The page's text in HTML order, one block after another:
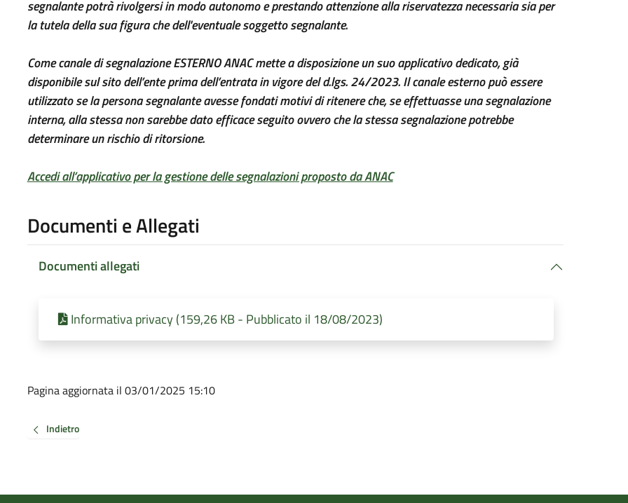
segnalante potrà rivolgersi in modo autonomo e prestando attenzione alla riservatezza necessaria sia per
la tutela della sua figura che dell'eventuale soggetto segnalante.
Come canale di segnalazione ESTERNO ANAC mette a disposizione un suo applicativo dedicato, già
disponibile sul sito dell’ente prima dell’entrata in vigore del d.lgs. 24/2023. Il canale esterno può essere
utilizzato se la persona segnalante avesse fondati motivi di ritenere che, se effettuasse una segnalazione
interna, alla stessa non sarebbe dato efficace seguito ovvero che la stessa segnalazione potrebbe
determinare un rischio di ritorsione.
Accedi all’applicativo per la gestione delle segnalazioni proposto da ANAC
Documenti e Allegati
Documenti allegati
Informativa privacy (159,26 KB - Pubblicato il 18/08/2023)
Pagina aggiornata il 03/01/2025 15:10
Indietro